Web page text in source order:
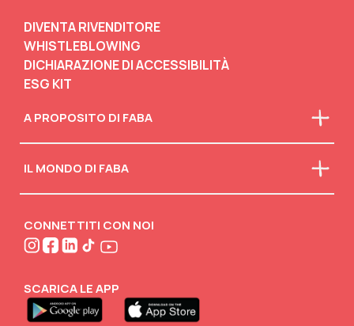
DIVENTA RIVENDITORE
WHISTLEBLOWING
DICHIARAZIONE DI ACCESSIBILITÀ
ESG KIT
A PROPOSITO DI FABA
La nostra mission
Faba in classe
IL MONDO DI FABA
Attività creative
FABA•BLOG
CONNETTITI CON NOI
SCARICA LE APP